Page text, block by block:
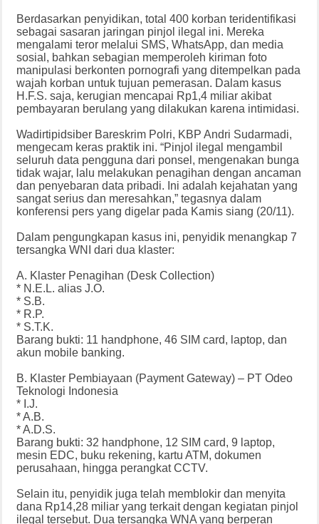
Berdasarkan penyidikan, total 400 korban teridentifikasi
sebagai sasaran jaringan pinjol ilegal ini. Mereka
mengalami teror melalui SMS, WhatsApp, dan media
sosial, bahkan sebagian memperoleh kiriman foto
manipulasi berkonten pornografi yang ditempelkan pada
wajah korban untuk tujuan pemerasan. Dalam kasus
H.F.S. saja, kerugian mencapai Rp1,4 miliar akibat
pembayaran berulang yang dilakukan karena intimidasi.
Wadirtipidsiber Bareskrim Polri, KBP Andri Sudarmadi,
mengecam keras praktik ini. “Pinjol ilegal mengambil
seluruh data pengguna dari ponsel, mengenakan bunga
tidak wajar, lalu melakukan penagihan dengan ancaman
dan penyebaran data pribadi. Ini adalah kejahatan yang
sangat serius dan meresahkan,” tegasnya dalam
konferensi pers yang digelar pada Kamis siang (20/11).
Dalam pengungkapan kasus ini, penyidik menangkap 7
tersangka WNI dari dua klaster:
A. Klaster Penagihan (Desk Collection)
* N.E.L. alias J.O.
* S.B.
* R.P.
* S.T.K.
Barang bukti: 11 handphone, 46 SIM card, laptop, dan
akun mobile banking.
B. Klaster Pembiayaan (Payment Gateway) – PT Odeo
Teknologi Indonesia
* I.J.
* A.B.
* A.D.S.
Barang bukti: 32 handphone, 12 SIM card, 9 laptop,
mesin EDC, buku rekening, kartu ATM, dokumen
perusahaan, hingga perangkat CCTV.
Selain itu, penyidik juga telah memblokir dan menyita
dana Rp14,28 miliar yang terkait dengan kegiatan pinjol
ilegal tersebut. Dua tersangka WNA yang berperan